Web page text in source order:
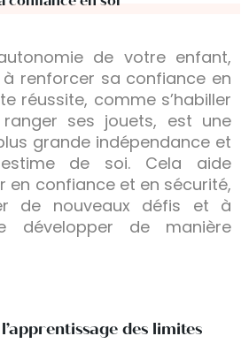
de votre enfant,
renforcer sa confiance en
réussite, comme s’habiller
ses jouets, est une
grande indépendance et
de soi. Cela aide
en confiance et en sécurité,
de nouveaux défis et à
développer de manière
des limites